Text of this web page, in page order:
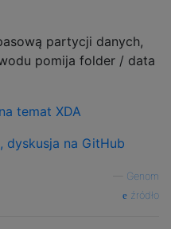
partycji danych,
pomija folder / data
temat XDA
dyskusja na GitHub
Genom
źródło